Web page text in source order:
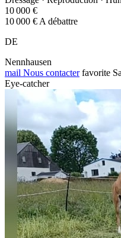
10 000 €
10 000 € A débattre
DE
Nennhausen
mail Nous contacter favorite
Eye-catcher